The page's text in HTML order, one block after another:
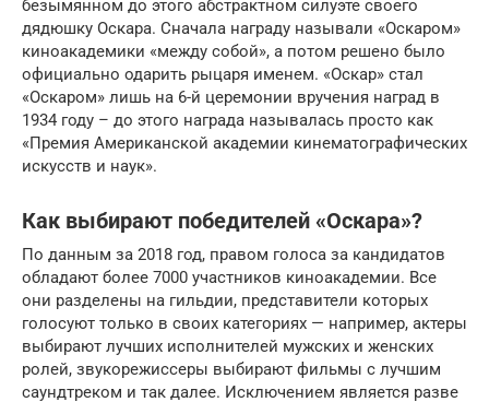
безымянном до этого абстрактном силуэте своего
дядюшку Оскара. Сначала награду называли «Оскаром»
киноакадемики «между собой», а потом решено было
официально одарить рыцаря именем. «Оскар» стал
«Оскаром» лишь на 6-й церемонии вручения наград в
1934 году – до этого награда называлась просто как
«Премия Американской академии кинематографических
искусств и наук».
Как выбирают победителей «Оскара»?
По данным за 2018 год, правом голоса за кандидатов
обладают более 7000 участников киноакадемии. Все
они разделены на гильдии, представители которых
голосуют только в своих категориях — например, актеры
выбирают лучших исполнителей мужских и женских
ролей, звукорежиссеры выбирают фильмы с лучшим
саундтреком и так далее. Исключением является разве